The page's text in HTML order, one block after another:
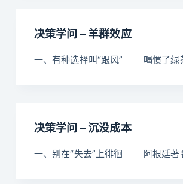
决策学问 – 羊群效应
一、有种选择叫“跟风” 喝惯了绿
决策学问 – 沉没成本
一、别在“失去”上徘徊 阿根廷著